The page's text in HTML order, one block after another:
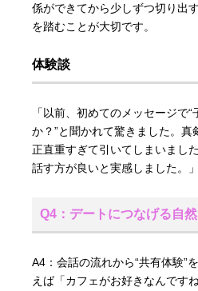
係ができてから少しずつ切り出
を踏むことが大切です。
体験談
「以前、初めてのメッセージで
か？”と聞かれて驚きました。真
正直重すぎて引いてしまいまし
話す方が良いと実感しました。
Q4：デートにつなげる自
A4：会話の流れから“共有体験”
えば「カフェがお好きなんです